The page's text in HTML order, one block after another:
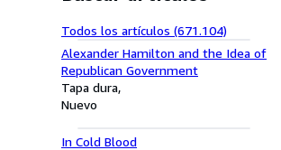
Todos los artículos (671.104)
Alexander Hamilton and the Idea of
Republican Government
Tapa dura
Nuevo
In Cold Blood